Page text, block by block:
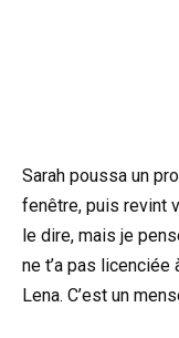
Sarah poussa un
fenêtre, puis revint
le dire, mais je
ne t’a pas
Lena. C’est un